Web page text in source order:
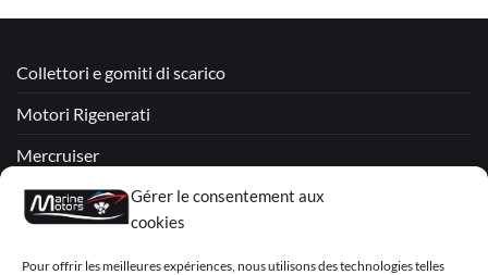
Gérer le consentement aux
cookies
Pour offrir les meilleures expériences, nous utilisons des technologies telles
Collettori e gomiti di scarico
Motori Rigenerati
Mercruiser
VOLVO PENTA / OMC
My Account